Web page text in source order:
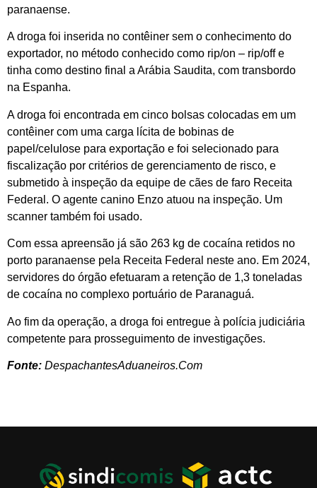
paranaense.
A droga foi inserida no contêiner sem o conhecimento do
exportador, no método conhecido como rip/on – rip/off e
tinha como destino final a Arábia Saudita, com transbordo
na Espanha.
A droga foi encontrada em cinco bolsas colocadas em um
contêiner com uma carga lícita de bobinas de
papel/celulose para exportação e foi selecionado para
fiscalização por critérios de gerenciamento de risco, e
submetido à inspeção da equipe de cães de faro Receita
Federal. O agente canino Enzo atuou na inspeção. Um
scanner também foi usado.
Com essa apreensão já são 263 kg de cocaína retidos no
porto paranaense pela Receita Federal neste ano. Em 2024,
servidores do órgão efetuaram a retenção de 1,3 toneladas
de cocaína no complexo portuário de Paranaguá.
Ao fim da operação, a droga foi entregue à polícia judiciária
competente para prosseguimento de investigações.
Fonte: DespachantesAduaneiros.Com